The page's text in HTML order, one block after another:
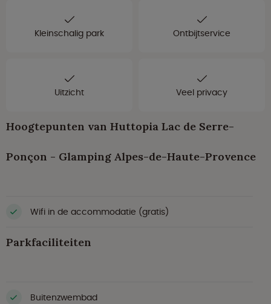
Kleinschalig park Ontbijtservice
Uitzicht Veel privacy
Hoogtepunten van Huttopia Lac de Serre-
Ponçon - Glamping Alpes-de-Haute-Provence
Wifi in de accommodatie (gratis)
Parkfaciliteiten
Buitenzwembad